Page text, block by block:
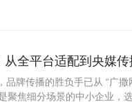
全平台适配到央媒
牌传播的胜负手已从 “广撒
聚焦细分场景的中小企业，